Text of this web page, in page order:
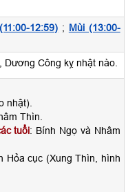
12:59) ; Mùi (13:00-
Công kỵ nhật nào.
nhật).
Thìn.
tuổi: Bính Ngọ và Nhâm
Hỏa cục (Xung Thìn, hình